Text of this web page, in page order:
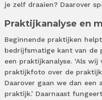
je zelf draaien? Daarover
Praktijkanalyse en
Beginnende praktijken
bedrijfsmatige kant van
een praktijkanalyse. ‘Als
praktijkfoto over de
Daarover gaan we dan
praktijk.’ Daarnaast